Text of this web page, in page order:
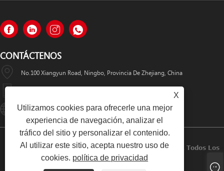
CONTÁCTENOS
No.100 Xiangyun Road, Ningbo, Provincia De Zhejiang, China
Info@nbomcar.com
Copyright © 2022 Ningbo Bomcar Auto Parts Co., Ltd. Todos Los
Derechos Reservados.
X
Utilizamos cookies para ofrecerle una mejor
experiencia de navegación, analizar el
tráfico del sitio y personalizar el contenido.
Al utilizar este sitio, acepta nuestro uso de
cookies. política de privacidad